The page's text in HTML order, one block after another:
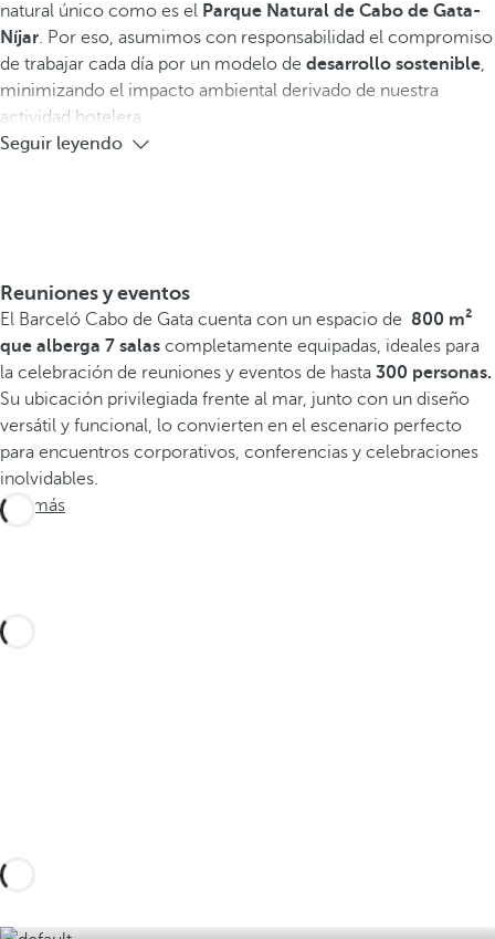
natural único como es el Parque Natural de Cabo de Gata-
Níjar. Por eso, asumimos con responsabilidad el compromiso
de trabajar cada día por un modelo de desarrollo sostenible,
minimizando el impacto ambiental derivado de nuestra
actividad hotelera.
Seguir leyendo
Reuniones y eventos
El Barceló Cabo de Gata cuenta con un espacio de 800 m²
que alberga 7 salas completamente equipadas, ideales para
la celebración de reuniones y eventos de hasta 300 personas.
Su ubicación privilegiada frente al mar, junto con un diseño
versátil y funcional, lo convierten en el escenario perfecto
para encuentros corporativos, conferencias y celebraciones
inolvidables.
Ver más